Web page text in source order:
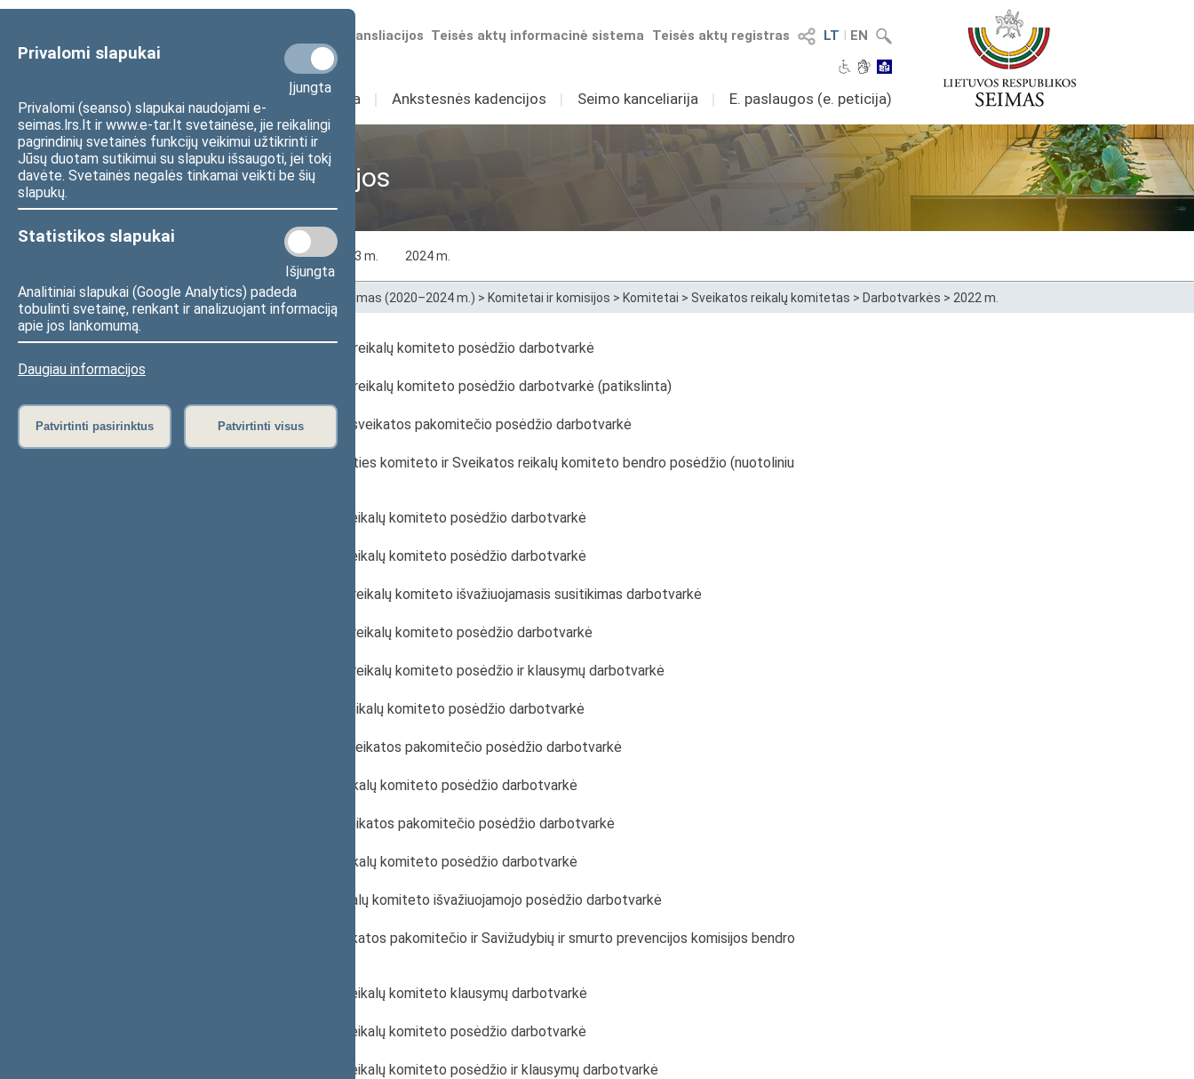
Privalomi slapukai
Įjungta
Privalomi (seanso) slapukai naudojami e-
seimas.lrs.lt ir www.e-tar.lt svetainėse, jie reikalingi
pagrindinių svetainės funkcijų veikimui užtikrinti ir
Jūsų duotam sutikimui su slapuku išsaugoti, jei tokį
davėte. Svetainės negalės tinkamai veikti be šių
slapukų.
Statistikos slapukai
Išjungta
Analitiniai slapukai (Google Analytics) padeda
tobulinti svetainę, renkant ir analizuojant informaciją
apie jos lankomumą.
Daugiau informacijos
Patvirtinti pasirinktus Patvirtinti visus
LT I EN
Teisės aktų registras
Teisės aktų informacinė sistema
Numatomos transliacijos
Sudėtis Veikla I Ankstesnės kadencijos I Seimo kanceliarija I E. paslaugos (e. peticija)
Ankstesnės kadencijos
2022 m. 2023 m. 2024 m.
Pradžia>Ankstesnės kadencijos XIII Seimas (2020–2024 m.) > Komitetai ir komisijos > Komitetai > Sveikatos reikalų komitetas > Darbotvarkės > 2022 m.
2022 m. gruodžio 21 d. Sveikatos reikalų komiteto posėdžio darbotvarkė
2022 m. gruodžio 14 d. Sveikatos reikalų komiteto posėdžio darbotvarkė (patikslinta)
2022 m. gruodžio 14 d. Psichikos sveikatos pakomitečio posėdžio darbotvarkė
2022 m. gruodžio 9 d. bendro Ateities komiteto ir Sveikatos reikalų komiteto bendro posėdžio (nuotoliniu
2022 m. gruodžio 7 d. Sveikatos reikalų komiteto posėdžio darbotvarkė
2022 m. gruodžio 1 d. Sveikatos reikalų komiteto posėdžio darbotvarkė
2022 m. lapkričio 30 d. Sveikatos reikalų komiteto išvažiuojamasis susitikimas darbotvarkė
2022 m. lapkričio 23 d. Sveikatos reikalų komiteto posėdžio darbotvarkė
2022 m. lapkričio 16 d. Sveikatos reikalų komiteto posėdžio ir klausymų darbotvarkė
2022 m. lapkričio 9 d. Sveikatos reikalų komiteto posėdžio darbotvarkė
2022 m. lapkričio 7 d. Psichikos sveikatos pakomitečio posėdžio darbotvarkė
2022 m. spalio 26 d. Sveikatos reikalų komiteto posėdžio darbotvarkė
2022 m. spalio 19 d. Psichikos sveikatos pakomitečio posėdžio darbotvarkė
2022 m. spalio 12 d. Sveikatos reikalų komiteto posėdžio darbotvarkė
2022 m. spalio 5 d. Sveikatos reikalų komiteto išvažiuojamojo posėdžio darbotvarkė
2022 m. spalio 4 d. Psichikos sveikatos pakomitečio ir Savižudybių ir smurto prevencijos komisijos bendro
2022 m. rugsėjo 28 d. Sveikatos reikalų komiteto klausymų darbotvarkė
2022 m. rugsėjo 28 d. Sveikatos reikalų komiteto posėdžio darbotvarkė
2022 m. rugsėjo 21 d. Sveikatos reikalų komiteto posėdžio ir klausymų darbotvarkė